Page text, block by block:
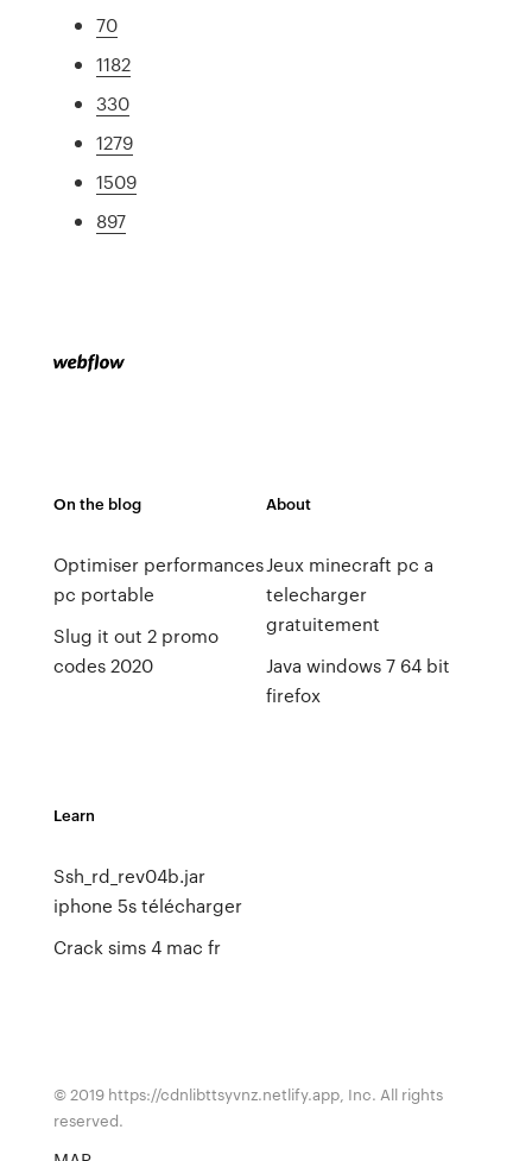
70
1182
330
1279
1509
897
On the blog
Optimiser performances
pc portable
Slug it out 2 promo
codes 2020
About
Jeux minecraft pc a
telecharger
gratuitement
Java windows 7 64 bit
firefox
Learn
Ssh_rd_rev04b.jar
iphone 5s télécharger
Crack sims 4 mac fr
© 2019 https://cdnlibttsyvnz.netlify.app, Inc. All rights
reserved.